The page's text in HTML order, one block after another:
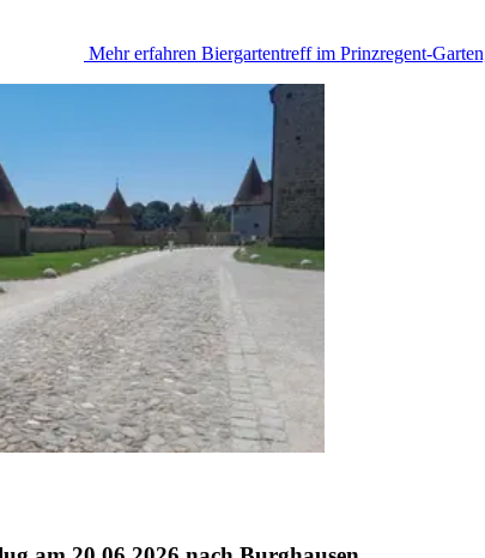
Mehr erfahren Biergartentreff im Prinzregent-